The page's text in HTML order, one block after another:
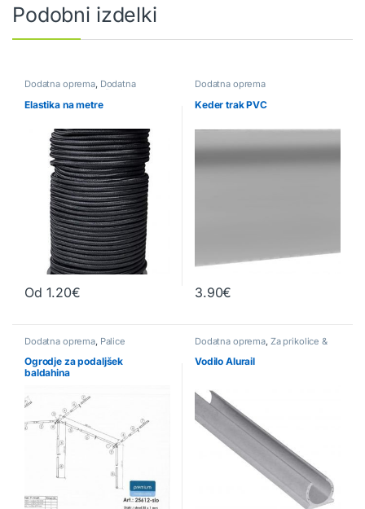
Podobni izdelki
Dodatna oprema, Dodatna
oprema za cerade Dodatna
oprema za paviljone
oprema za šotore,
Elastika na metre
Od 1.20€
Dodatna oprema
Keder trak PVC
3.90€
Dodatna oprema, Palice
Ogrodje za podaljšek
baldahina
Dodatna oprema, Za prikolice &
Vodilo Alurail